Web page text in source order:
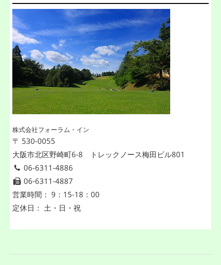
株式会社フォーラム・イン
〒 530-0055
大阪市北区野崎町6-8 トレックノース梅田ビル801
06-6311-4886
06-6311-4887
営業時間： 9：15-18：00
定休日： 土・日・祝